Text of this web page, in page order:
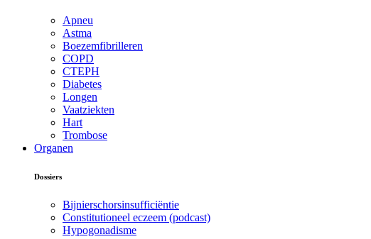
Apneu
Astma
Boezemfibrilleren
COPD
CTEPH
Diabetes
Longen
Vaatziekten
Hart
Trombose
Organen
Dossiers
Bijnierschorsinsufficiëntie
Constitutioneel eczeem (podcast)
Hypogonadisme